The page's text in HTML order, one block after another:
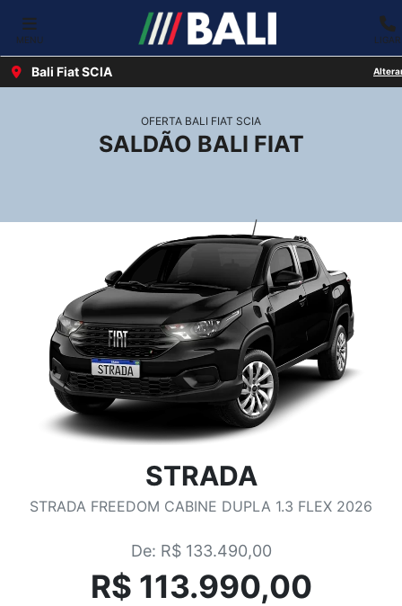
MENU LIGAR
Bali Fiat SCIA
OFERTA BALI FIAT SCIA
SALDÃO BALI FIAT
STRADA
STRADA FREEDOM CABINE DUPLA 1.3 FLEX 2026
De: R$ 133.490,00
R$ 113.990,00